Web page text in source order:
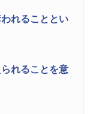
われることとい
れることを意